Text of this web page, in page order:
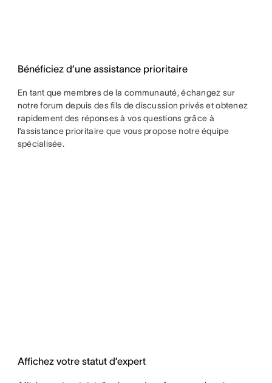
Bénéficiez d’une assistance prioritaire
En tant que membres de la communauté, échangez sur
notre forum depuis des fils de discussion privés et obtenez
rapidement des réponses à vos questions grâce à
l’assistance prioritaire que vous propose notre équipe
spécialisée.
Affichez votre statut d’expert